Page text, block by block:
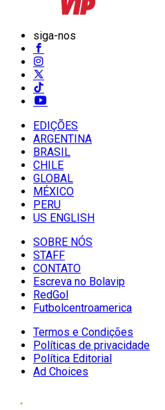
siga-nos
EDIÇÕES
ARGENTINA
BRASIL
CHILE
GLOBAL
MÉXICO
PERU
US ENGLISH
SOBRE NÓS
STAFF
CONTATO
Escreva no Bolavip
RedGol
Futbolcentroamerica
Termos e Condições
Políticas de privacidade
Política Editorial
Ad Choices